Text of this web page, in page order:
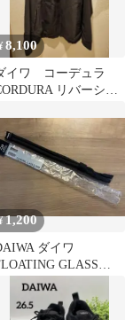
8,100
イワ コーデュラ
リバーシブ
1,200
ダイワ
GLASS
STRAP